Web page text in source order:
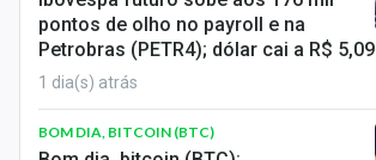
pontos de olho no payroll e na
Petrobras (PETR4); dólar cai a R$ 5,09
1 dia(s) atrás
BOM DIA, BITCOIN (BTC)